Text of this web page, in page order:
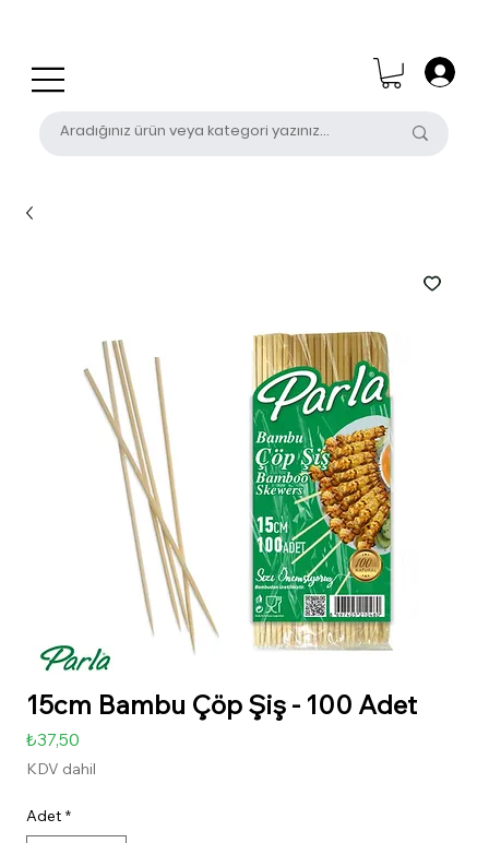
15cm Bambu Çöp Şiş - 100 Adet
₺37,50
KDV dahil
Adet *